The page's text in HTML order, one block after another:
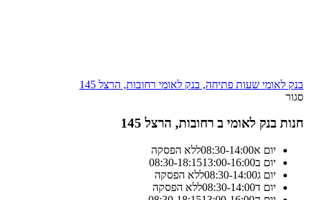
בנק לאומי שעות פתיחה, בנק לאומי רחובות, הרצל 145
סגור
חנות בנק לאומי ב רחובות, הרצל 145
יום א 08:30-14:00
ללא הפסקה
יום ב
08:30-18:1513:00-16:00
יום ג
08:30-14:00
ללא הפסקה
יום ד
08:30-14:00
ללא הפסקה